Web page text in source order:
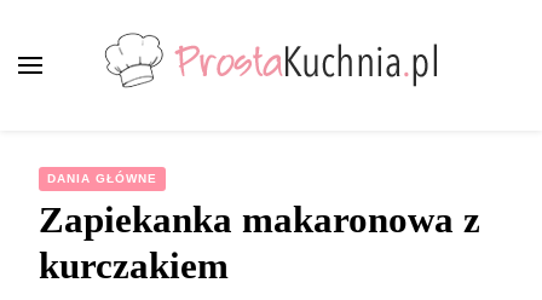
DANIA GŁÓWNE
Zapiekanka makaronowa z
kurczakiem